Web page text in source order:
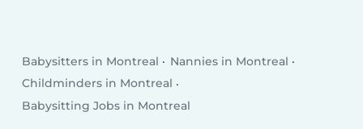
Babysitters in Montreal
Nannies in Montreal
Childminders in Montreal
Babysitting Jobs in Montreal